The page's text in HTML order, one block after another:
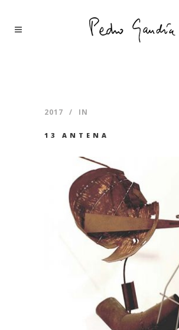
2017 IN
13 ANTENA